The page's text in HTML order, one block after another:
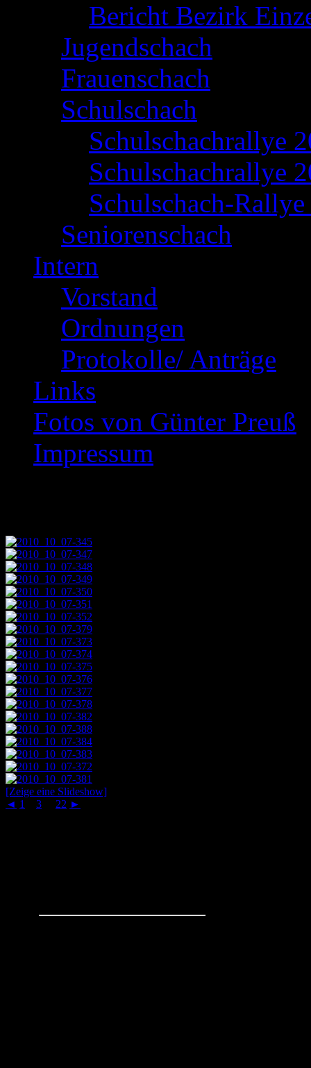
Bericht Bezirk
Jugendschach
Frauenschach
Schulschach
Schulschachrallye
Schulschachrallye
Schulschach-
Seniorenschach
Intern
Vorstand
Ordnungen
Protokolle/ Anträge
Links
Fotos von Günter Preuß
Impressum
[Zeige eine Slideshow]
◄ 1 3 22 ►